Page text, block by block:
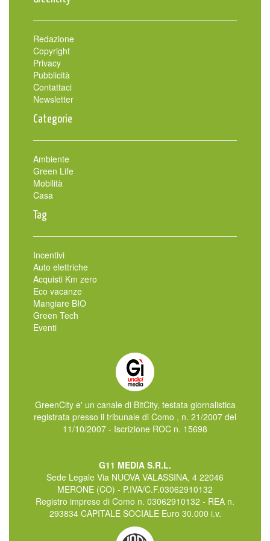
Redazione
Copyright
Privacy
Pubblicità
Contattaci
Newsletter
Categorie
Ambiente
Green Life
Mobilità
Casa
Tag
Incentivi
Auto elettriche
Acquisti Km zero
Eco vacanze
Mangiare BIO
Green Tech
Eventi
GreenCity e' un canale di BitCity, testata giornalistica
registrata presso il tribunale di Como , n. 21/2007 del
11/10/2007 - Iscrizione ROC n. 15698
G11 MEDIA S.R.L.
Sede Legale Via NUOVA VALASSINA, 4 22046
MERONE (CO) - P.IVA/C.F.03062910132
Registro imprese di Como n. 03062910132 - REA n.
293834 CAPITALE SOCIALE Euro 30.000 i.v.